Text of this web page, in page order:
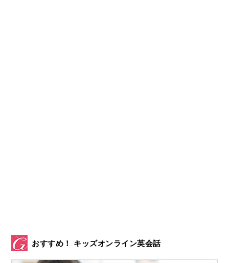
と先生自らもネタにするくらい、イギリス料理の評判
おすすめ！ キッズオンライン英会話